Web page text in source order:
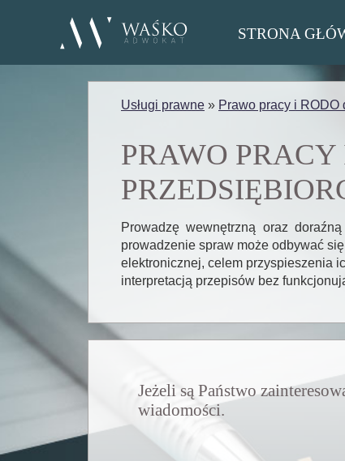
STRONA
Usługi prawne » Prawo pracy i
PRAWO
Prowadzę wewnętrzną oraz
prowadzenie spraw może odbywać
elektronicznej, celem przyspieszenia
interpretacją przepisów bez
Jeżeli są Państwo
wiadomości.